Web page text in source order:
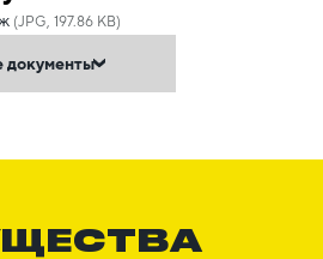
(JPG, 197.86 KB)
документы